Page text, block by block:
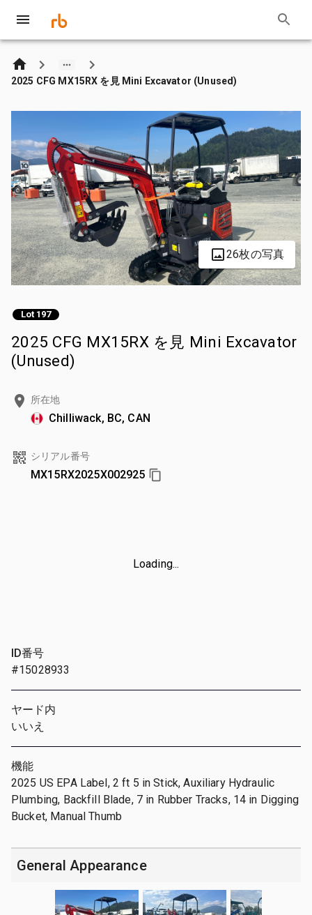
2025 CFG MX15RX を見 Mini Excavator (Unused)
26枚の写真
Lot 197
2025 CFG MX15RX を見 Mini Excavator
(Unused)
所在地
Chilliwack, BC, CAN
シリアル番号
MX15RX2025X002925
Loading...
ID番号
#15028933
ヤード内
いいえ
機能
2025 US EPA Label, 2 ft 5 in Stick, Auxiliary Hydraulic
Plumbing, Backfill Blade, 7 in Rubber Tracks, 14 in Digging
Bucket, Manual Thumb
General Appearance